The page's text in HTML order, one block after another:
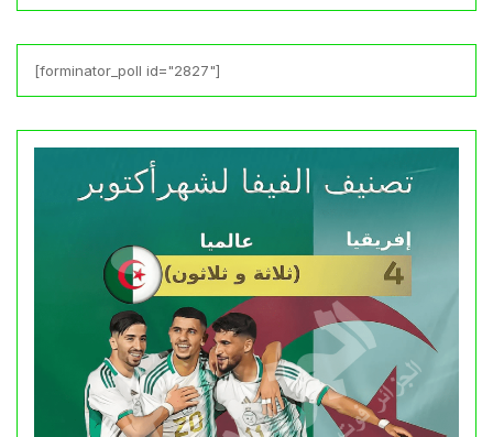
[forminator_poll id="2827"]